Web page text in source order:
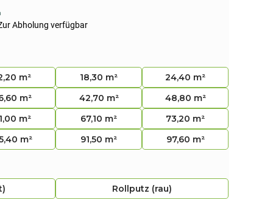
m² 18,30 m²
24,40 m²
m² 42,70 m²
48,80 m²
m² 67,10 m²
73,20 m²
m² 91,50 m² 97,60 m²
Rollputz (rau)
Abholung verfügbar